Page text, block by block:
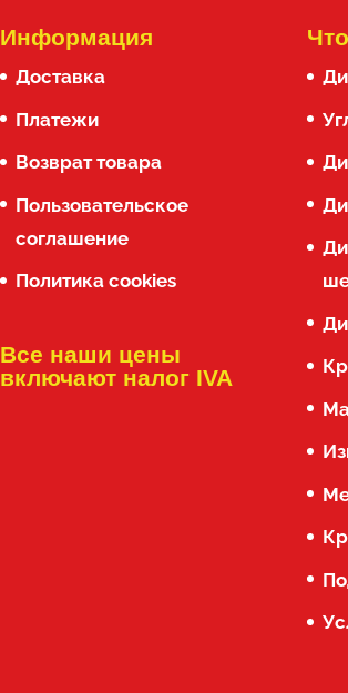
Информация
Доставка
Платежи
Возврат товара
Пользовательское
соглашение
Политика cookies
Все наши цены
включают налог IVA